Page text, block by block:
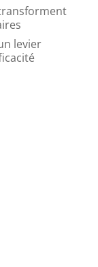
levier